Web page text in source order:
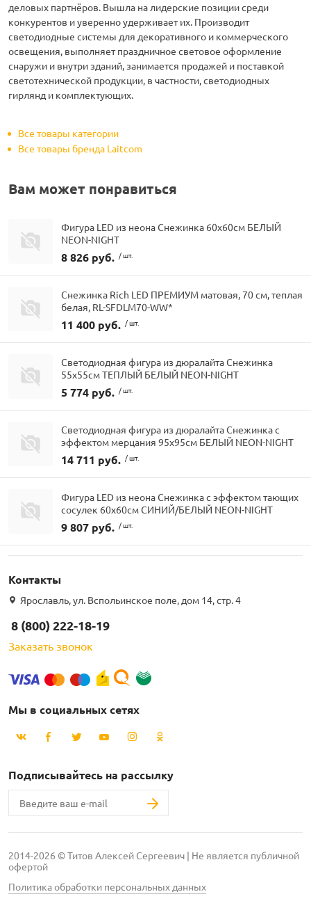
деловых партнёров. Вышла на лидерские позиции среди
конкурентов и уверенно удерживает их. Производит
светодиодные системы для декоративного и коммерческого
освещения, выполняет праздничное световое оформление
снаружи и внутри зданий, занимается продажей и поставкой
светотехнической продукции, в частности, светодиодных
гирлянд и комплектующих.
Все товары категории
Все товары бренда Laitcom
Вам может понравиться
Фигура LED из неона Снежинка 60x60см БЕЛЫЙ
NEON-NIGHT
8 826 руб. / шт.
Снежинка Rich LED ПРЕМИУМ матовая, 70 см, теплая
белая, RL-SFDLM70-WW*
11 400 руб. / шт.
Светодиодная фигура из дюралайта Снежинка
55x55см ТЕПЛЫЙ БЕЛЫЙ NEON-NIGHT
5 774 руб. / шт.
Светодиодная фигура из дюралайта Снежинка с
эффектом мерцания 95x95см БЕЛЫЙ NEON-NIGHT
14 711 руб. / шт.
Фигура LED из неона Снежинка с эффектом тающих
сосулек 60x60см СИНИЙ/БЕЛЫЙ NEON-NIGHT
9 807 руб. / шт.
Контакты
Ярославль, ул. Вспольинское поле, дом 14, стр. 4
8 (800) 222-18-19
Заказать звонок
Мы в социальных сетях
Подписывайтесь на рассылку
2014-2026 © Титов Алексей Сергеевич | Не является публичной
офертой
Политика обработки персональных данных